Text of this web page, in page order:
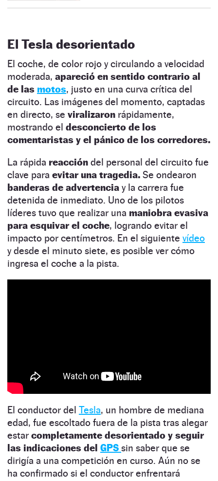
El Tesla desorientado
El coche, de color rojo y circulando a velocidad
moderada, apareció en sentido contrario al
de las motos, justo en una curva crítica del
circuito. Las imágenes del momento, captadas
en directo, se viralizaron rápidamente,
mostrando el desconcierto de los
comentaristas y el pánico de los corredores.
La rápida reacción del personal del circuito fue
clave para evitar una tragedia. Se ondearon
banderas de advertencia y la carrera fue
detenida de inmediato. Uno de los pilotos
líderes tuvo que realizar una maniobra evasiva
para esquivar el coche, logrando evitar el
impacto por centímetros. En el siguiente vídeo
y desde el minuto siete, es posible ver cómo
ingresa el coche a la pista.
El conductor del Tesla, un hombre de mediana
edad, fue escoltado fuera de la pista tras alegar
estar completamente desorientado y seguir
las indicaciones del GPS sin saber que se
dirigía a una competición en curso. Aún no se
ha confirmado si el conductor enfrentará